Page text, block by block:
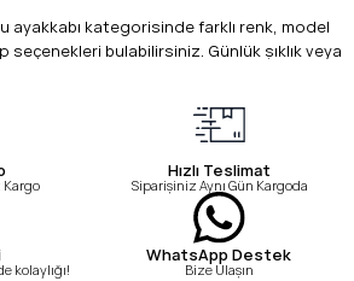
ayakkabı kategorisinde farklı renk, model
seçenekleri bulabilirsiniz. Günlük şıklık veya
Hakkında Sık Sorulan
nelere dikkat edilmeli?
taban desteği, kullanım alanı ve
alınmalıdır.
Kargo
Hızlı Teslimat
Siparişiniz Aynı Gün Kargoda
kolaylığı!
WhatsApp Destek
Bize Ulaşın